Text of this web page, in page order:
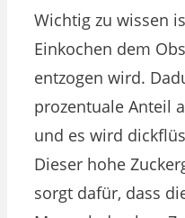
Wichtig zu wissen
Einkochen dem
entzogen wird.
prozentuale Anteil
und es wird
Dieser hohe
sorgt dafür, dass